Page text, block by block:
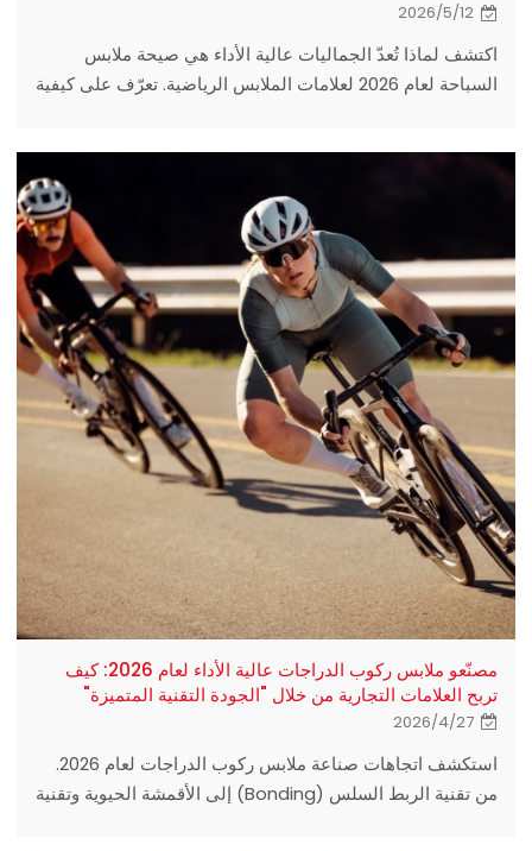
2026/5/12
اكتشف لماذا تُعدّ الجماليات عالية الأداء هي صيحة ملابس
السباحة لعام 2026 لعلامات الملابس الرياضية. تعرّف على كيفية
مصنّعو ملابس ركوب الدراجات عالية الأداء لعام 2026: كيف
تربح العلامات التجارية من خلال "الجودة التقنية المتميزة"
2026/4/27
استكشف اتجاهات صناعة ملابس ركوب الدراجات لعام 2026.
من تقنية الربط السلس (Bonding) إلى الأقمشة الحيوية وتقنية